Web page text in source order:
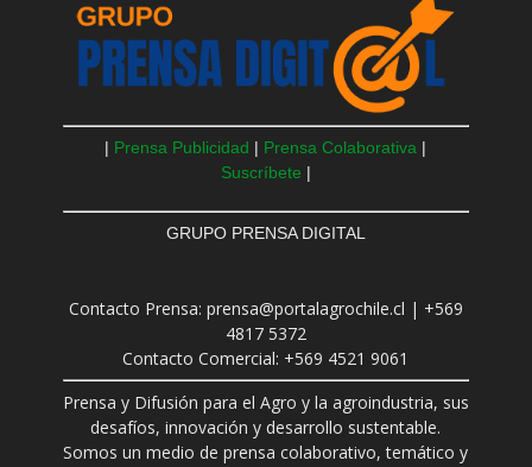
| Prensa Publicidad | Prensa Colaborativa |
Suscríbete |
GRUPO PRENSA DIGITAL
Contacto Prensa: prensa@portalagrochile.cl | +569
4817 5372
Contacto Comercial: +569 4521 9061
Prensa y Difusión para el Agro y la agroindustria, sus
desafíos, innovación y desarrollo sustentable.
Somos un medio de prensa colaborativo, temático y